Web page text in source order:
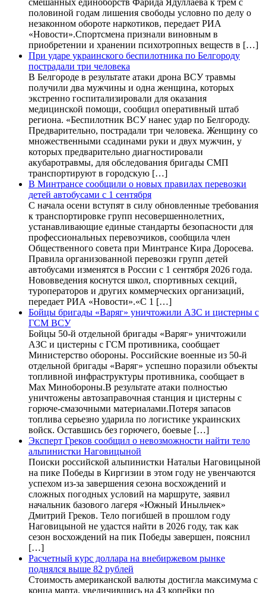
смешанных единоборств Фарида Ядуллаева к трем с
половиной годам лишения свободы условно по делу о
незаконном обороте наркотиков, передает РИА
«Новости».Спортсмена признали виновным в
приобретении и хранении психотропных веществ в […]
При ударе украинского беспилотника по Белгороду
пострадали три человека
В Белгороде в результате атаки дрона ВСУ травмы
получили два мужчины и одна женщина, которых
экстренно госпитализировали для оказания
медицинской помощи, сообщил оперативный штаб
региона. «Беспилотник ВСУ нанес удар по Белгороду.
Предварительно, пострадали три человека. Женщину со
множественными ссадинами руки и двух мужчин, у
которых предварительно диагностировали
акубаротравмы, для обследования бригады СМП
транспортируют в городскую […]
В Минтрансе сообщили о новых правилах перевозки
детей автобусами с 1 сентября
С начала осени вступят в силу обновленные требования
к транспортировке групп несовершеннолетних,
устанавливающие единые стандарты безопасности для
профессиональных перевозчиков, сообщила член
Общественного совета при Минтрансе Кира Доросева.
Правила организованной перевозки групп детей
автобусами изменятся в России с 1 сентября 2026 года.
Нововведения коснутся школ, спортивных секций,
туроператоров и других коммерческих организаций,
передает РИА «Новости».«С 1 […]
Бойцы бригады «Варяг» уничтожили АЗС и цистерны с
ГСМ ВСУ
Бойцы 50-й отдельной бригады «Варяг» уничтожили
АЗС и цистерны с ГСМ противника, сообщает
Министерство обороны. Российские военные из 50-й
отдельной бригады «Варяг» успешно поразили объекты
топливной инфраструктуры противника, сообщает в
Max Минобороны.В результате атаки полностью
уничтожены автозаправочная станция и цистерны с
горюче-смазочными материалами.Потеря запасов
топлива серьезно ударила по логистике украинских
войск. Оставшись без горючего, боевые […]
Эксперт Греков сообщил о невозможности найти тело
альпинистки Наговицыной
Поиски российской альпинистки Натальи Наговицыной
на пике Победы в Киргизии в этом году не увенчаются
успехом из-за завершения сезона восхождений и
сложных погодных условий на маршруте, заявил
начальник базового лагеря «Южный Иныльчек»
Дмитрий Греков. Тело погибшей в прошлом году
Наговицыной не удастся найти в 2026 году, так как
сезон восхождений на пик Победы завершен, пояснил
[…]
Расчетный курс доллара на внебиржевом рынке
поднялся выше 82 рублей
Стоимость американской валюты достигла максимума с
конца марта, увеличившись на 43 копейки по